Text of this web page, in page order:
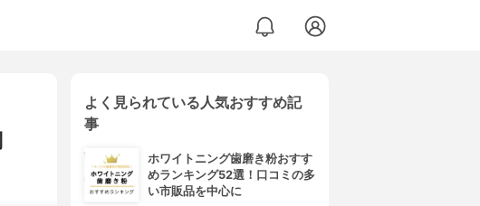
よく見られている人気おすすめ記
事
ホワイトニング歯磨き粉おすす
めランキング52選！口コミの多
い市販品を中心に